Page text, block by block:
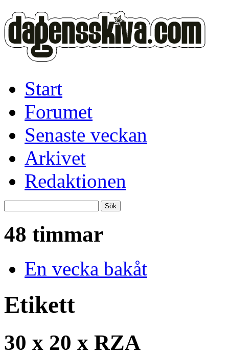
Start
Forumet
Senaste veckan
Arkivet
Redaktionen
48 timmar
En vecka bakåt
Etikett
30 x 20 x RZA